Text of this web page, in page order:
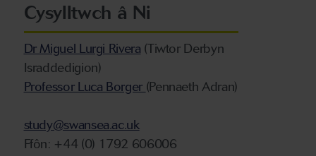
Cysylltwch â Ni
Dr Miguel Lurgi Rivera (Tiwtor Derbyn
Israddedigion)
Professor Luca Borger (Pennaeth Adran)
study@swansea.ac.uk
Ffôn: +44 (0) 1792 606006